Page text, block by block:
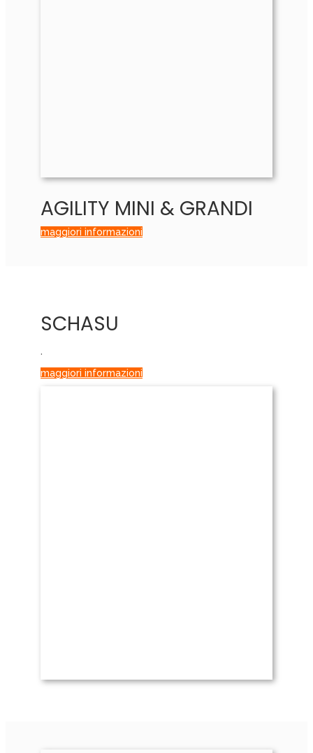
AGILITY MINI & GRANDI
maggiori informazioni
SCHASU
.
maggiori informazioni